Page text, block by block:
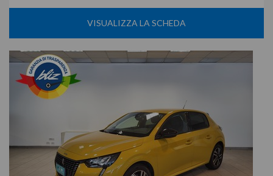
VISUALIZZA LA SCHEDA